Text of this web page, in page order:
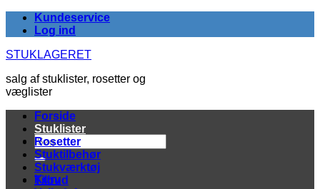
FortsætKundeservice
Log ind
STUKLAGERET
salg af stuklister, rosetter og
væglister
Søg
efter:
Kurv
Forside
Stuklister
Rosetter
Stuktilbehør
Stukværktøj
Tilbud